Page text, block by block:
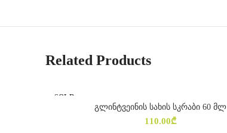
Related Products
SOLD
ᲕᲠᲪᲚᲐᲓ
გლინტვეინის სახის სკრაბი 60 მლ
110.00₾